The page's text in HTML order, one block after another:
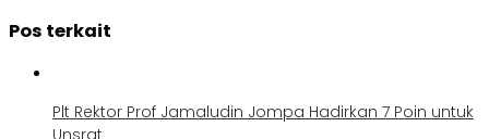
Pos terkait
Plt Rektor Prof Jamaludin Jompa Hadirkan 7 Poin untuk
Unsrat